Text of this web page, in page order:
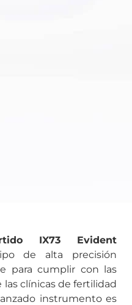
IX73 Evident
de alta precisión
para cumplir con las
clínicas de fertilidad
instrumento es